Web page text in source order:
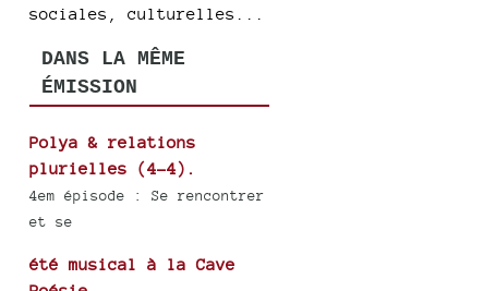
sociales, culturelles...
DANS LA MÊME
ÉMISSION
Polya & relations
plurielles (4-4).
4em épisode : Se rencontrer
et se
été musical à la Cave